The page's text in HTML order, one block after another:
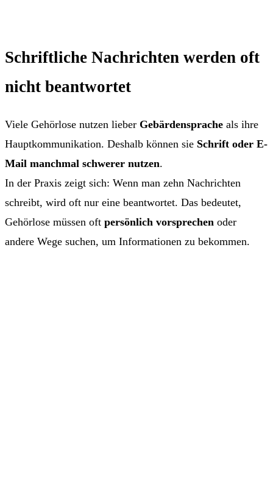
Schriftliche Nachrichten werden oft
nicht beantwortet
Viele Gehörlose nutzen lieber Gebärdensprache als ihre
Hauptkommunikation. Deshalb können sie Schrift oder E-
Mail manchmal schwerer nutzen.
In der Praxis zeigt sich: Wenn man zehn Nachrichten
schreibt, wird oft nur eine beantwortet. Das bedeutet,
Gehörlose müssen oft persönlich vorsprechen oder
andere Wege suchen, um Informationen zu bekommen.